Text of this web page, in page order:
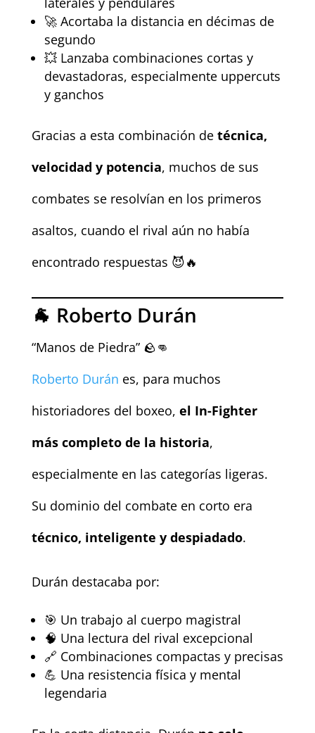
🚀 Acortaba la distancia en décimas de
segundo
💥 Lanzaba combinaciones cortas y
devastadoras, especialmente uppercuts
y ganchos
Gracias a esta combinación de técnica,
velocidad y potencia, muchos de sus
combates se resolvían en los primeros
asaltos, cuando el rival aún no había
encontrado respuestas 😈🔥
🐐 Roberto Durán
“Manos de Piedra” 🪨👊
Roberto Durán es, para muchos
historiadores del boxeo, el In-Fighter
más completo de la historia,
especialmente en las categorías ligeras.
Su dominio del combate en corto era
técnico, inteligente y despiadado.
Durán destacaba por:
🎯 Un trabajo al cuerpo magistral
🧠 Una lectura del rival excepcional
🔗 Combinaciones compactas y precisas
💪 Una resistencia física y mental
legendaria